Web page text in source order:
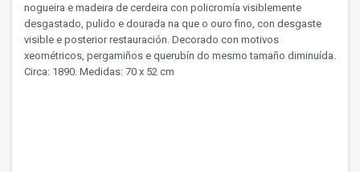
nogueira e madeira de cerdeira con policromía visiblemente
desgastado, pulido e dourada na que o ouro fino, con desgaste
visible e posterior restauración. Decorado con motivos
xeométricos, pergamiños e querubín do mesmo tamaño diminuída.
Circa: 1890. Medidas: 70 x 52 cm